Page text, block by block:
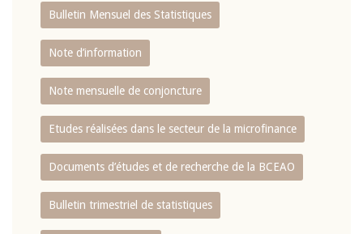
Bulletin Mensuel des Statistiques
Note d’information
Note mensuelle de conjoncture
Etudes réalisées dans le secteur de la microfinance
Documents d’études et de recherche de la BCEAO
Bulletin trimestriel de statistiques